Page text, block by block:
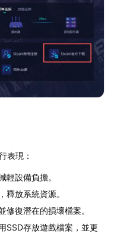
表現：
輕設備負擔。
釋放系統資源。
修復潛在的損壞檔案。
SSD存放遊戲檔案，並更